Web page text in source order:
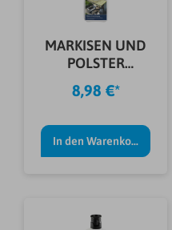
MARKISEN UND
POLSTER
REINIGER 1,0 L
8,98 €*
In den Warenkorb